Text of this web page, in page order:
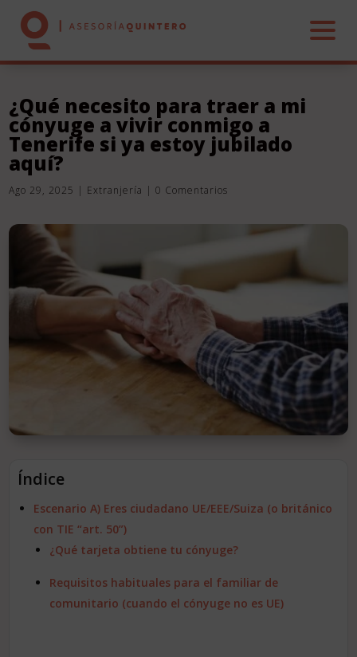
INICIO
LABORAL
EXTRANJERÍA
¿Qué necesito para traer a mi
cónyuge a vivir conmigo a
Tenerife si ya estoy jubilado
aquí?
Ago 29, 2025 | Extranjería |0 Comentarios
Índice
Escenario A) Eres ciudadano UE/EEE/Suiza (o británico
con TIE “art. 50”)
¿Qué tarjeta obtiene tu cónyuge?
Requisitos habituales para el familiar de
comunitario (cuando el cónyuge no es UE)